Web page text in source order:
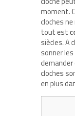
moment.
cloches
tout est
siècles. A
sonner
demander
cloches
en plus